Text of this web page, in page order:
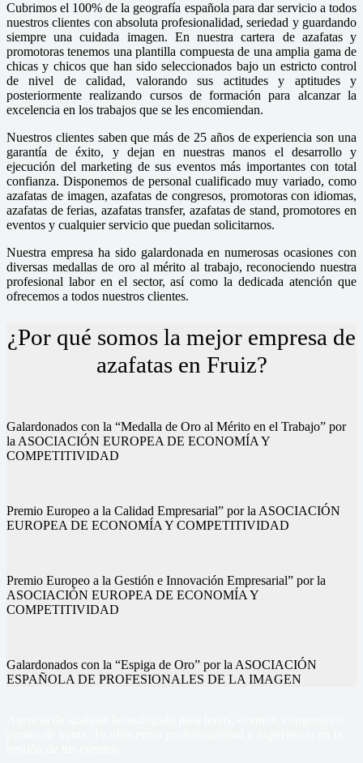
Cubrimos el 100% de la geografía española para dar servicio a todos
nuestros clientes con absoluta profesionalidad, seriedad y guardando
siempre una cuidada imagen. En nuestra cartera de azafatas y
promotoras tenemos una plantilla compuesta de una amplia gama de
chicas y chicos que han sido seleccionados bajo un estricto control
de nivel de calidad, valorando sus actitudes y aptitudes y
posteriormente realizando cursos de formación para alcanzar la
excelencia en los trabajos que se les encomiendan.
Nuestros clientes saben que más de 25 años de experiencia son una
garantía de éxito, y dejan en nuestras manos el desarrollo y
ejecución del marketing de sus eventos más importantes con total
confianza. Disponemos de personal cualificado muy variado, como
azafatas de imagen, azafatas de congresos, promotoras con idiomas,
azafatas de ferias, azafatas transfer, azafatas de stand, promotores en
eventos y cualquier servicio que puedan solicitarnos.
Nuestra empresa ha sido galardonada en numerosas ocasiones con
diversas medallas de oro al mérito al trabajo, reconociendo nuestra
profesional labor en el sector, así como la dedicada atención que
ofrecemos a todos nuestros clientes.
¿Por qué somos la mejor empresa de
azafatas en Fruiz?
Galardonados con la “Medalla de Oro al Mérito en el Trabajo” por
la ASOCIACIÓN EUROPEA DE ECONOMÍA Y
COMPETITIVIDAD
Premio Europeo a la Calidad Empresarial” por la ASOCIACIÓN
EUROPEA DE ECONOMÍA Y COMPETITIVIDAD
Premio Europeo a la Gestión e Innovación Empresarial” por la
ASOCIACIÓN EUROPEA DE ECONOMÍA Y
COMPETITIVIDAD
Galardonados con la “Espiga de Oro” por la ASOCIACIÓN
ESPAÑOLA DE PROFESIONALES DE LA IMAGEN